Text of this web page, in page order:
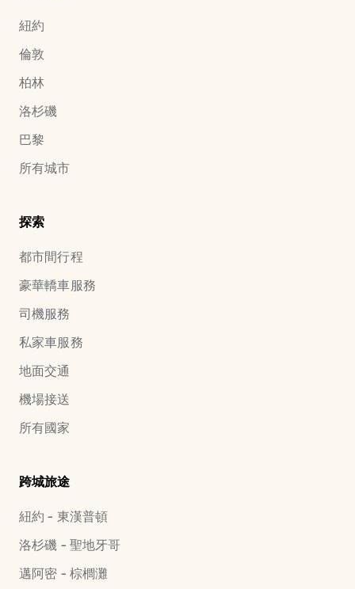
紐約
倫敦
柏林
洛杉磯
巴黎
所有城市
探索
都市間行程
豪華轎車服務
司機服務
私家車服務
地面交通
機場接送
所有國家
跨城旅途
紐約 - 東漢普頓
洛杉磯 - 聖地牙哥
邁阿密 - 棕櫚灘